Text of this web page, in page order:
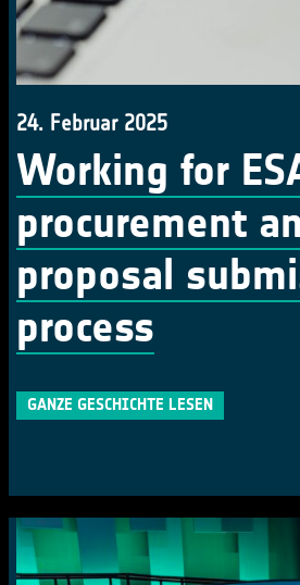
24. Februar 2025
Working for
procurement
proposal
process
GANZE GESCHICHTE LESEN